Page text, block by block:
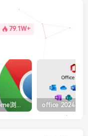
79.1W+
五款谷歌chrome浏览器截图插件工具推荐